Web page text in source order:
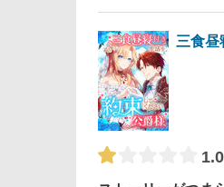
三食昼
1.0